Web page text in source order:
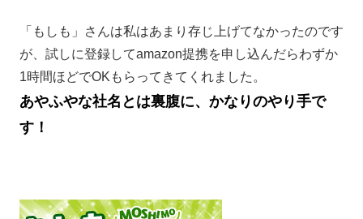
「もしも」さんは私はあまり存じ上げてなかったのです
が、試しに登録してamazon提携を申し込んだらわずか
1時間ほどでOKもらってきてくれました。
あやふやな社名とは裏腹に、かなりのやり手で
す！